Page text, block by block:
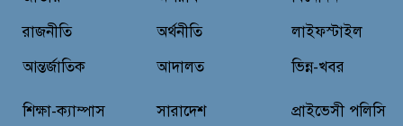
আমিন এর মমতাময়ী মায়ের মৃত্যু
প্রান্তিক শহরে উন্নত আল্ট্রাসাউন্ড প্রযুক্তি
নিয়ে উইপ্রো জিই হেলথকেয়ারের
রাজনীতি
আন্তর্জাতিক
অর্থনীতি
আদালত
লাইফস্টাইল
ভিন্ন-খবর
শিক্ষা-ক্যাম্পাস
সারাদেশ
প্রাইভেসী পলিসি